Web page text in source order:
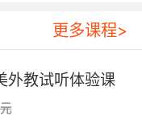
更多课程>
外教试听体验课